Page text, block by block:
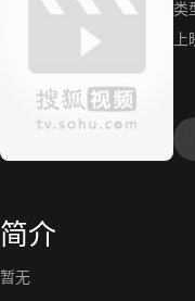
类
上
简介
暂无